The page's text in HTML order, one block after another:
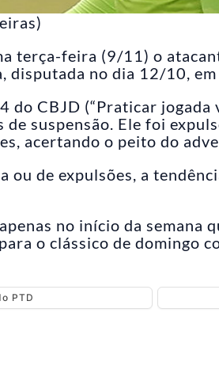
terça-feira (9/11) o
disputada no dia 12/10, em
do CBJD (“Praticar jogada
de suspensão. Ele foi
acertando o peito do
ou de expulsões, a
no início da semana
o clássico de domingo
PTD